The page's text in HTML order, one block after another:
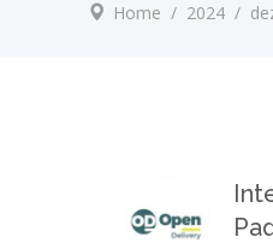
Home / 2024 /